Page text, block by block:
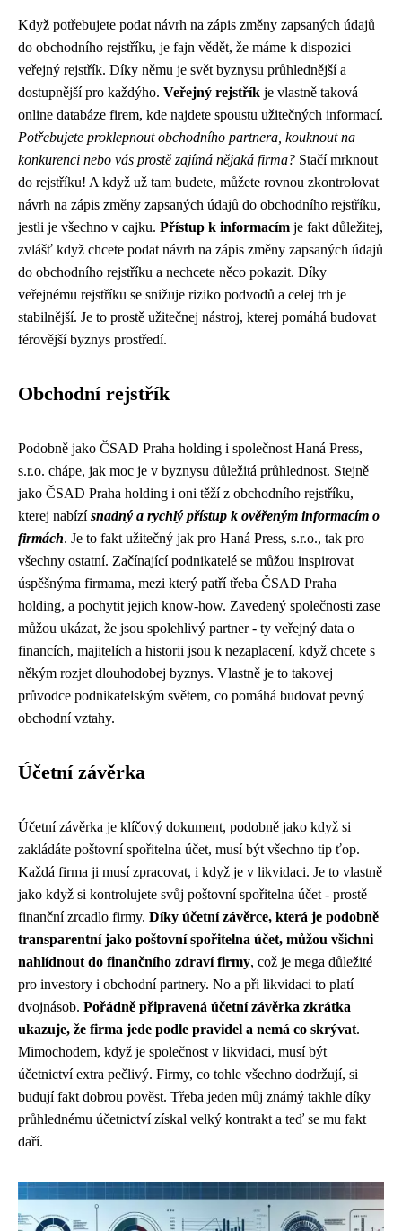
Když potřebujete podat návrh na zápis změny zapsaných údajů
do obchodního rejstříku, je fajn vědět, že máme k dispozici
veřejný rejstřík. Díky němu je svět byznysu průhlednější a
dostupnější pro každýho. Veřejný rejstřík je vlastně taková
online databáze firem, kde najdete spoustu užitečných informací.
Potřebujete proklepnout obchodního partnera, kouknout na
konkurenci nebo vás prostě zajímá nějaká firma? Stačí mrknout
do rejstříku! A když už tam budete, můžete rovnou zkontrolovat
návrh na zápis změny zapsaných údajů do obchodního rejstříku,
jestli je všechno v cajku. Přístup k informacím je fakt důležitej,
zvlášť když chcete podat návrh na zápis změny zapsaných údajů
do obchodního rejstříku a nechcete něco pokazit. Díky
veřejnému rejstříku se snižuje riziko podvodů a celej trh je
stabilnější. Je to prostě užitečnej nástroj, kterej pomáhá budovat
férovější byznys prostředí.
Obchodní rejstřík
Podobně jako ČSAD Praha holding i společnost Haná Press,
s.r.o. chápe, jak moc je v byznysu důležitá průhlednost. Stejně
jako ČSAD Praha holding i oni těží z obchodního rejstříku,
kterej nabízísnadný a rychlý přístup k ověřeným informacím o
firmách. Je to fakt užitečný jak pro Haná Press, s.r.o., tak pro
všechny ostatní. Začínající podnikatelé se můžou inspirovat
úspěšnýma firmama, mezi který patří třeba ČSAD Praha
holding, a pochytit jejich know-how. Zavedený společnosti zase
můžou ukázat, že jsou spolehlivý partner - ty veřejný data o
financích, majitelích a historii jsou k nezaplacení, když chcete s
někým rozjet dlouhodobej byznys. Vlastně je to takovej
průvodce podnikatelským světem, co pomáhá budovat pevný
obchodní vztahy.
Účetní závěrka
Účetní závěrka je klíčový dokument, podobně jako když si
zakládáte poštovní spořitelna účet, musí být všechno tip ťop.
Každá firma ji musí zpracovat, i když je v likvidaci. Je to vlastně
jako když si kontrolujete svůj poštovní spořitelna účet - prostě
finanční zrcadlo firmy. Díky účetní závěrce, která je podobně
transparentní jako poštovní spořitelna účet, můžou všichni
nahlídnout do finančního zdraví firmy, což je mega důležité
pro investory i obchodní partnery. No a při likvidaci to platí
dvojnásob. Pořádně připravená účetní závěrka zkrátka
ukazuje, že firma jede podle pravidel a nemá co skrývat.
Mimochodem, když je společnost v likvidaci, musí být
účetnictví extra pečlivý. Firmy, co tohle všechno dodržují, si
budují fakt dobrou pověst. Třeba jeden můj známý takhle díky
průhlednému účetnictví získal velký kontrakt a teď se mu fakt
daří.